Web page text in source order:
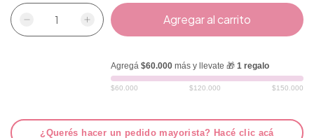
Agregá $60.000más y llevate 🎁 1 regalo
$60.000 $120.000 $150.000
¿Querés hacer un pedido mayorista? Hacé clic acá